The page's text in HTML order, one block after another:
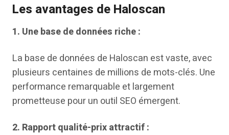
Les avantages de Haloscan
1. Une base de données riche :
La base de données de Haloscan est vaste, avec
plusieurs centaines de millions de mots-clés. Une
performance remarquable et largement
prometteuse pour un outil SEO émergent.
2. Rapport qualité-prix attractif :